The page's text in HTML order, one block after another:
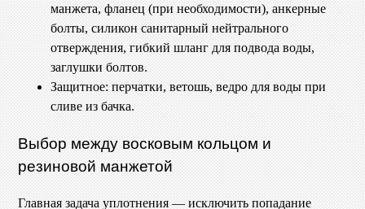
манжета, фланец (при необходимости), анкерные
болты, силикон санитарный нейтрального
отверждения, гибкий шланг для подвода воды,
заглушки болтов.
Защитное: перчатки, ветошь, ведро для воды при
сливе из бачка.
Выбор между восковым кольцом и
резиновой манжетой
Главная задача уплотнения — исключить попадание